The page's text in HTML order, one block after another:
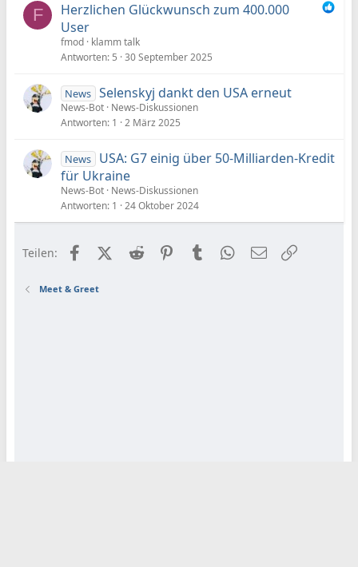
F
Herzlichen Glückwunsch zum 400.000
User
fmod klamm talk
Antworten 5 30 September 2025
News Selenskyj dankt den USA erneut
News-Bot News-Diskussionen
Antworten 1 2 März 2025
News
USA: G7 einig über 50-Milliarden-Kredit
für Ukraine
News-Bot News-Diskussionen
Antworten 1 24 Oktober 2024
Teilen: FacebookX (Twitter)
Reddit PinterestTumblr WhatsApp
E-Mail
Meet & Greet